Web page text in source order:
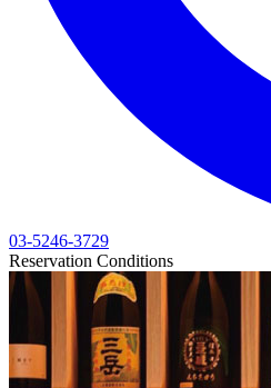
03-5246-3729
Reservation Conditions